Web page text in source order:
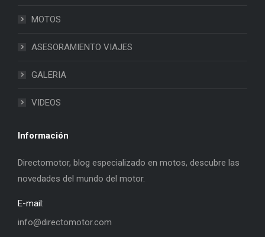
MOTOS
ASESORAMIENTO VIAJES
GALERIA
VIDEOS
Información
Directomotor, blog especializado en motos, descubre las
novedades del mundo del motor.
E-mail:
info@directomotor.com